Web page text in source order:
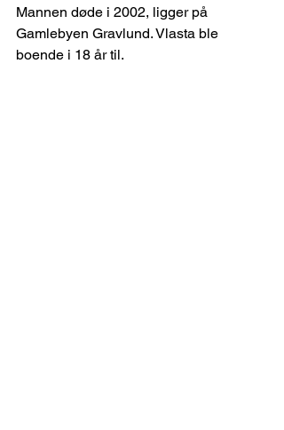
Mannen døde i 2002, ligger på
Gamlebyen Gravlund. Vlasta ble
boende i 18 år til.